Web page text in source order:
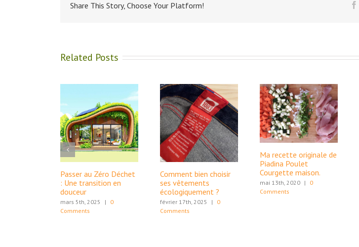
Share This Story, Choose Your Platform!
Related Posts
Passer au Zéro Déchet
: Une transition en
douceur
mars 5th, 2025 |
0
Comments
Comment bien choisir
ses vêtements
écologiquement ?
février 17th, 2025 |
0
Comments
Ma recette originale de
Piadina Poulet
Courgette maison.
mai 13th, 2020 |
0
Comments